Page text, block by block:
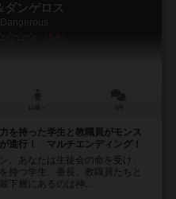
ダンゲロス
5.8
を持った学生と教職員がモンス
進行！ マルチエンディング！
。あなたは生徒会の命を受け、
つ学生、番長、教職員たちと
下層にあるのは神...